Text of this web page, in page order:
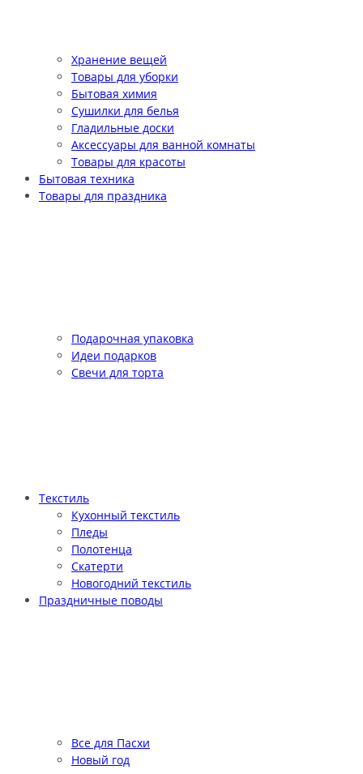
Хранение вещей
Товары для уборки
Бытовая химия
Сушилки для белья
Гладильные доски
Аксессуары для ванной комнаты
Товары для красоты
Бытовая техника
Товары для праздника
Подарочная упаковка
Идеи подарков
Свечи для торта
Текстиль
Кухонный текстиль
Пледы
Полотенца
Скатерти
Новогодний текстиль
Праздничные поводы
Все для Пасхи
Новый год